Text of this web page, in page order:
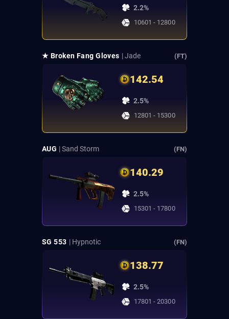
2.2%
10601 - 12800
★ Broken Fang Gloves | Jade (FT)
142.54
2.5%
12801 - 15300
AUG | Sand Storm (FN)
140.29
2.5%
15301 - 17800
SG 553 | Hypnotic (FN)
138.77
2.5%
17801 - 20300